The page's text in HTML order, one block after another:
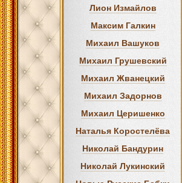
Лион Измайлов
Максим Галкин
Михаил Вашуков
Михаил Грушевский
Михаил Жванецкий
Михаил Задорнов
Михаил Церишенко
Наталья Коростелёва
Николай Бандурин
Николай Лукинский